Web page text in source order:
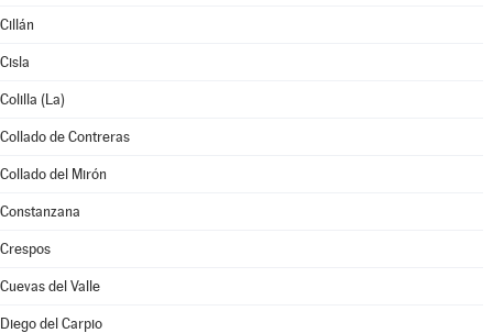
Cillán
Cisla
Colilla (La)
Collado de Contreras
Collado del Mirón
Constanzana
Crespos
Cuevas del Valle
Diego del Carpio